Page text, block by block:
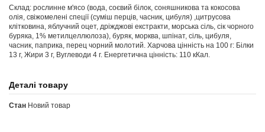
Склад: рослинне м'ясо (вода, соєвий білок, соняшникова та кокосова
олія, свіжомелені спеції (суміш перців, часник, цибуля) ,цитрусова
клітковина, яблучний оцет, дріжджові екстракти, морська сіль, сік чорного
буряка, 1% метилцеллюлоза), буряк, морква, шпінат, сіль, цибуля,
часник, паприка, перец чорний молотий. Харчова цінність на 100 г: Білки
13 г, Жири 3 г, Вуглеводи 4 г. Енергетична цінність: 110 кКал.
Деталі товару
Стан Новий товар